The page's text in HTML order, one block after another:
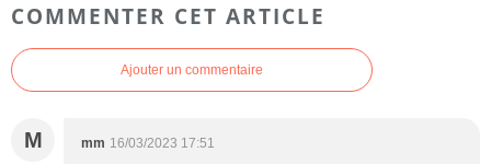
COMMENTER CET ARTICLE
Ajouter un commentaire
M mm 16/03/2023 17:51